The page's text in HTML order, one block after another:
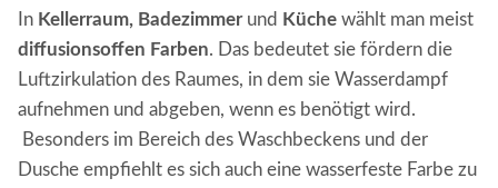
In Kellerraum, Badezimmerund Küche wählt man meist
diffusionsoffen Farben. Das bedeutet sie fördern die
Luftzirkulation des Raumes, in dem sie Wasserdampf
aufnehmen und abgeben, wenn es benötigt wird.
Besonders im Bereich des Waschbeckens und der
Dusche empfiehlt es sich auch eine wasserfeste Farbe zu